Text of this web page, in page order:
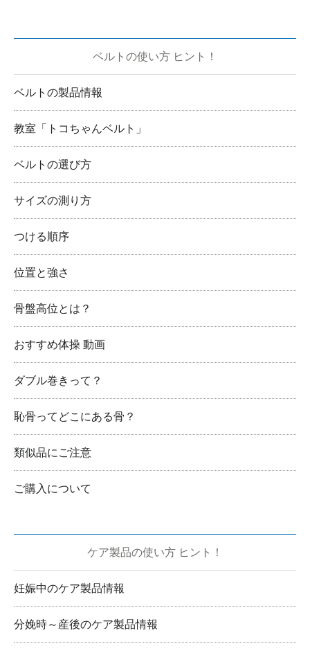
ベルトの使い方 ヒント！
ベルトの製品情報
教室「トコちゃんベルト」
ベルトの選び方
サイズの測り方
つける順序
位置と強さ
骨盤高位とは？
おすすめ体操 動画
ダブル巻きって？
恥骨ってどこにある骨？
類似品にご注意
ご購入について
ケア製品の使い方 ヒント！
妊娠中のケア製品情報
分娩時～産後のケア製品情報